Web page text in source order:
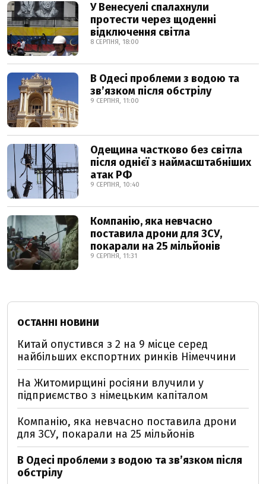
У Венесуелі спалахнули
протести через щоденні
відключення світла
8 СЕРПНЯ, 18:00
В Одесі проблеми з водою та
звʼязком після обстрілу
9 СЕРПНЯ, 11:00
Одещина частково без світла
після однієї з наймасштабніших
атак РФ
9 СЕРПНЯ, 10:40
Компанію, яка невчасно
поставила дрони для ЗСУ,
покарали на 25 мільйонів
9 СЕРПНЯ, 11:31
ОСТАННІ НОВИНИ
Китай опустився з 2 на 9 місце серед
найбільших експортних ринків Німеччини
На Житомирщині росіяни влучили у
підприємство з німецьким капіталом
Компанію, яка невчасно поставила дрони
для ЗСУ, покарали на 25 мільйонів
В Одесі проблеми з водою та звʼязком після
обстрілу